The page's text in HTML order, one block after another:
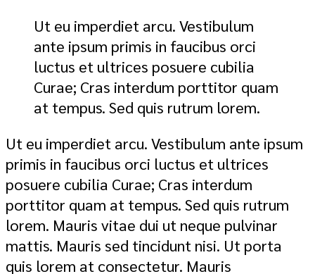
Ut eu imperdiet arcu. Vestibulum
ante ipsum primis in faucibus orci
luctus et ultrices posuere cubilia
Curae; Cras interdum porttitor quam
at tempus. Sed quis rutrum lorem.
Ut eu imperdiet arcu. Vestibulum ante ipsum
primis in faucibus orci luctus et ultrices
posuere cubilia Curae; Cras interdum
porttitor quam at tempus. Sed quis rutrum
lorem. Mauris vitae dui ut neque pulvinar
mattis. Mauris sed tincidunt nisi. Ut porta
quis lorem at consectetur. Mauris